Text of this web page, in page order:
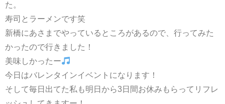
た。
寿司とラーメンです笑
新橋にあさまでやっているところがあるので、行ってみた
かったので行きました！
美味しかったー
今日はバレンタインイベントになります！
そして毎日出てた私も明日から3日間お休みもらってリフレ